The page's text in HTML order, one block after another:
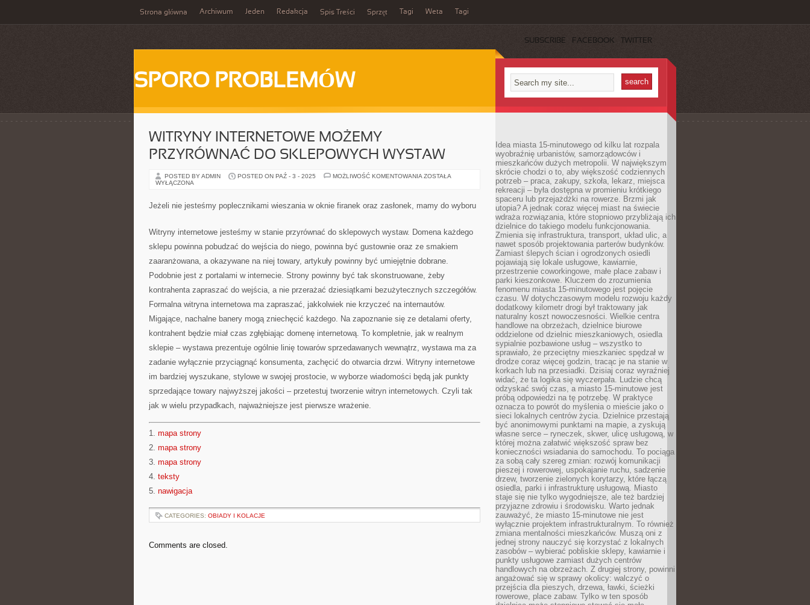
Strona główna Archiwum Jeden Redakcja Spis Treści Sprzęt Tagi Weta Tagi
SUBSCRIBE FACEBOOK TWITTER
SPORO PROBLEMÓW
WITRYNY INTERNETOWE MOŻEMY
PRZYRÓWNAĆ DO SKLEPOWYCH WYSTAW
POSTED BY ADMIN POSTED ON PAŹ - 3 - 2025 MOŻLIWOŚĆ KOMENTOWANIA WITRYNY
SKLEPOWYCH
ZOSTAŁA
WYŁĄCZONA
Jeżeli nie jesteśmy poplecznikami wieszania w oknie firanek oraz zasłonek, mamy do wyboru
Witryny internetowe jesteśmy w stanie przyrównać do sklepowych wystaw. Domena każdego
sklepu powinna pobudzać do wejścia do niego, powinna być gustownie oraz ze smakiem
zaaranżowana, a okazywane na niej towary, artykuły powinny być umiejętnie dobrane.
Podobnie jest z portalami w internecie. Strony powinny być tak skonstruowane, żeby
kontrahenta zapraszać do wejścia, a nie przerażać dziesiątkami bezużytecznych szczegółów.
Formalna witryna internetowa ma zapraszać, jakkolwiek nie krzyczeć na internautów.
Migające, nachalne banery mogą zniechęcić każdego. Na zapoznanie się ze detalami oferty,
kontrahent będzie miał czas zgłębiając domenę internetową. To kompletnie, jak w realnym
sklepie – wystawa prezentuje ogólnie linię towarów sprzedawanych wewnątrz, wystawa ma za
zadanie wyłącznie przyciągnąć konsumenta, zachęcić do otwarcia drzwi. Witryny internetowe
im bardziej wyszukane, stylowe w swojej prostocie, w wyborze wiadomości będą jak punkty
sprzedające towary najwyższej jakości – przetestuj tworzenie witryn internetowych. Czyli tak
jak w wielu przypadkach, najważniejsze jest pierwsze wrażenie.
1. mapa strony
2. mapa strony
3. mapa strony
4. teksty
5. nawigacja
CATEGORIES: OBIADY I KOLACJE
Comments are closed.
Idea miasta 15-minutowego od kilku lat rozpala
wyobraźnię urbanistów, samorządowców i
mieszkańców dużych metropolii. W największym
skrócie chodzi o to, aby większość codziennych
potrzeb – praca, zakupy, szkoła, lekarz, miejsca
rekreacji – była dostępna w promieniu krótkiego
spaceru lub przejażdżki na rowerze. Brzmi jak
utopia? A jednak coraz więcej miast na świecie
wdraża rozwiązania, które stopniowo przybliżają ich
dzielnice do takiego modelu funkcjonowania.
Zmienia się infrastruktura, transport, układ ulic, a
nawet sposób projektowania parterów budynków.
Zamiast ślepych ścian i ogrodzonych osiedli
pojawiają się lokale usługowe, kawiarnie,
przestrzenie coworkingowe, małe place zabaw i
parki kieszonkowe. Kluczem do zrozumienia
fenomenu miasta 15-minutowego jest pojęcie
czasu. W dotychczasowym modelu rozwoju każdy
dodatkowy kilometr drogi był traktowany jak
naturalny koszt nowoczesności. Wielkie centra
handlowe na obrzeżach, dzielnice biurowe
oddzielone od dzielnic mieszkaniowych, osiedla
sypialnie pozbawione usług – wszystko to
sprawiało, że przeciętny mieszkaniec spędzał w
drodze coraz więcej godzin, tracąc je na stanie w
korkach lub na przesiadki. Dzisiaj coraz wyraźniej
widać, że ta logika się wyczerpała. Ludzie chcą
odzyskać swój czas, a miasto 15-minutowe jest
próbą odpowiedzi na tę potrzebę. W praktyce
oznacza to powrót do myślenia o mieście jako o
sieci lokalnych centrów życia. Dzielnice przestają
być anonimowymi punktami na mapie, a zyskują
własne serce – ryneczek, skwer, ulicę usługową, w
której można załatwić większość spraw bez
konieczności wsiadania do samochodu. To pociąga
za sobą cały szereg zmian: rozwój komunikacji
pieszej i rowerowej, uspokajanie ruchu, sadzenie
drzew, tworzenie zielonych korytarzy, które łączą
osiedla, parki i infrastrukturę usługową. Miasto
staje się nie tylko wygodniejsze, ale też bardziej
przyjazne zdrowiu i środowisku. Warto jednak
zauważyć, że miasto 15-minutowe nie jest
wyłącznie projektem infrastrukturalnym. To również
zmiana mentalności mieszkańców. Muszą oni z
jednej strony nauczyć się korzystać z lokalnych
zasobów – wybierać pobliskie sklepy, kawiarnie i
punkty usługowe zamiast dużych centrów
handlowych na obrzeżach. Z drugiej strony, powinni
angażować się w sprawy okolicy: walczyć o
przejścia dla pieszych, drzewa, ławki, ścieżki
rowerowe, place zabaw. Tylko w ten sposób